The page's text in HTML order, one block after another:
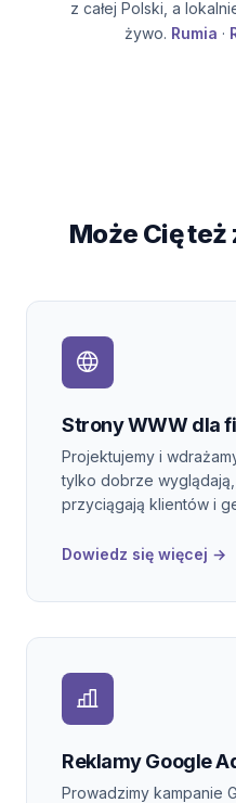
z całej Polski, a
żywo. Rumia ·
Może Cię
Strony WWW dla
Projektujemy i
tylko dobrze
przyciągają klientów i
Dowiedz się więcej →
Reklamy Google
Prowadzimy kampanie